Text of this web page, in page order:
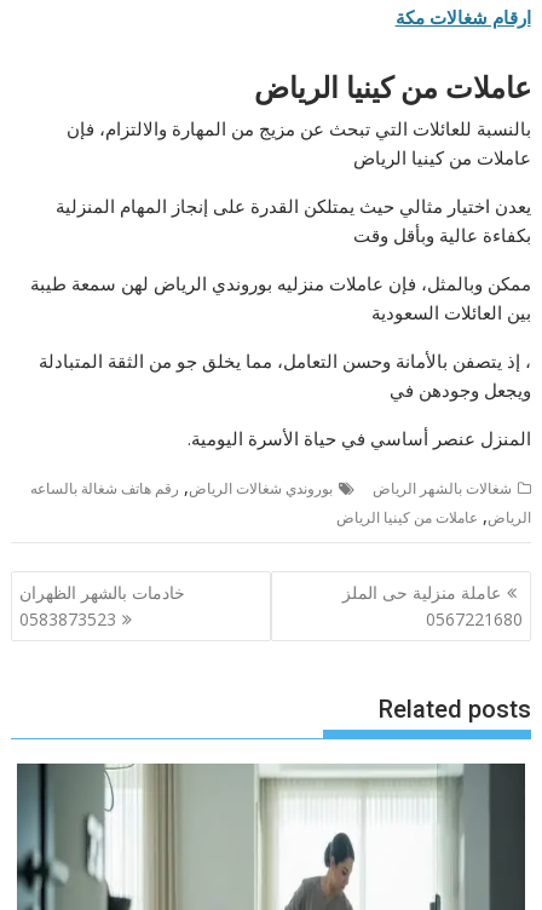
ارقام شغالات مكة
عاملات من كينيا الرياض
بالنسبة للعائلات التي تبحث عن مزيج من المهارة والالتزام، فإن
عاملات من كينيا الرياض
يعدن اختيار مثالي حيث يمتلكن القدرة على إنجاز المهام المنزلية
بكفاءة عالية وبأقل وقت
ممكن وبالمثل، فإن عاملات منزليه بوروندي الرياض لهن سمعة طيبة
بين العائلات السعودية
، إذ يتصفن بالأمانة وحسن التعامل، مما يخلق جو من الثقة المتبادلة
ويجعل وجودهن في
المنزل عنصر أساسي في حياة الأسرة اليومية.
شغالات بالشهر الرياض بوروندي شغالات الرياض, رقم هاتف شغالة بالساعه
الرياض, عاملات من كينيا الرياض
تصفّح
المقالات
عاملة منزلية حى الملز
0567221680
خادمات بالشهر الظهران
0583873523
Related posts